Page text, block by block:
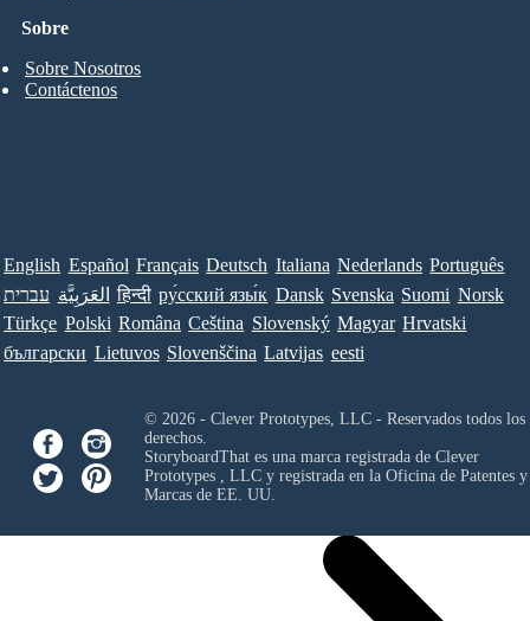
Sobre
Sobre Nosotros
Contáctenos
English Español Français Deutsch Italiana Nederlands Português
עברית العَرَبِيَّة हिन्दी ру́сский язы́к Dansk Svenska Suomi Norsk
Türkçe Polski Româna Ceština Slovenský Magyar Hrvatski
български Lietuvos Slovenščina Latvijas eesti
© 2026 - Clever Prototypes, LLC - Reservados todos los
derechos.
StoryboardThat es una marca registrada de Clever
Prototypes , LLCy registrada en la Oficina de Patentes y
Marcas de EE. UU.